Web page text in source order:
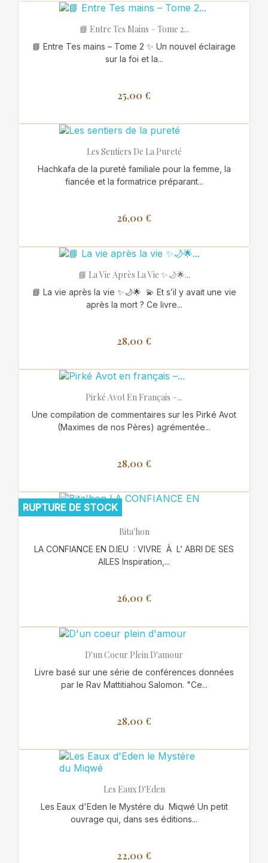
📘 Entre Tes Mains – Tome 2...
📘 Entre Tes mains – Tome 2 ✨ Un nouvel éclairage
sur la foi et la...
25,00 €
Les Sentiers De La Pureté
Hachkafa de la pureté familiale pour la femme, la
fiancée et la formatrice préparant...
26,00 €
📘 La Vie Après La Vie ✨🌙🌟...
📘 La vie après la vie ✨🌙🌟 💫 Et s’il y avait une vie
après la mort ? Ce livre...
28,00 €
Pirké Avot En Français –...
Une compilation de commentaires sur les Pirké Avot
(Maximes de nos Pères) agrémentée...
28,00 €
Bita'hon
LA CONFIANCE EN D.IEU : VIVRE À L’ ABRI DE SES
AILES Inspiration,...
26,00 €
RUPTURE DE STOCK
D'un Coeur Plein D'amour
Livre basé sur une série de conférences données
par le Rav Mattitiahou Salomon. "Ce...
28,00 €
Les Eaux D'Eden
Les Eaux d'Eden le Mystére du Miqwé Un petit
ouvrage qui, dans ses éditions...
22,00 €